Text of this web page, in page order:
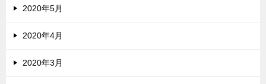
2020年5月
2020年4月
2020年3月